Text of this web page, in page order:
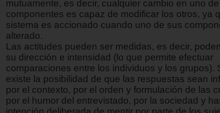
mutuamente, es decir, cualquier cambio en uno
componentes es capaz de modificar los otros, ya
sistema es accionado cuando uno de sus
alterado.
Las actitudes pueden ser medidas, es decir,
su dirección e intensidad (lo que permite efectuar
comparaciones entre los individuos y los grupos).
existe la posibilidad de que las respuestas sean
por el contexto, por el orden y formulación de las
por el humor del entrevistado, por la sociedad y